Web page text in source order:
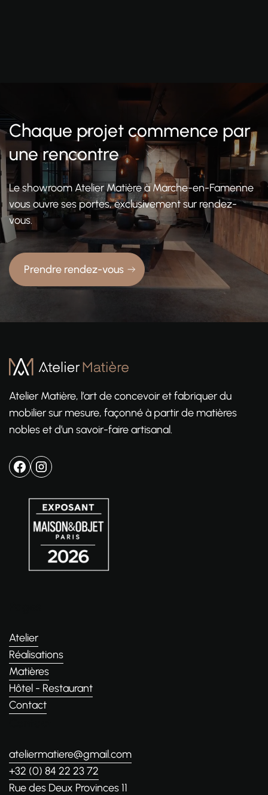
Chaque projet commence par
une rencontre
Le showroom Atelier Matière à Marche-en-Famenne
vous ouvre ses portes, exclusivement sur rendez-
vous.
Prendre rendez-vous
Atelier Matière, l’art de concevoir et fabriquer du
mobilier sur mesure, façonné à partir de matières
nobles et d’un savoir-faire artisanal.
Atelier
Réalisations
Matières
Hôtel - Restaurant
Contact
ateliermatiere@gmail.com
+32 (0) 84 22 23 72
Rue des Deux Provinces 11